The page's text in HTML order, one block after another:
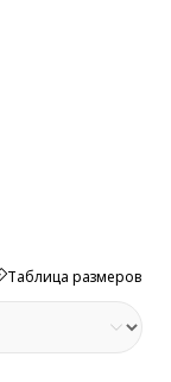
Таблица размеров